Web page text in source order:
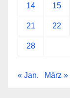
14 15
21 22
28
« Jan. März »